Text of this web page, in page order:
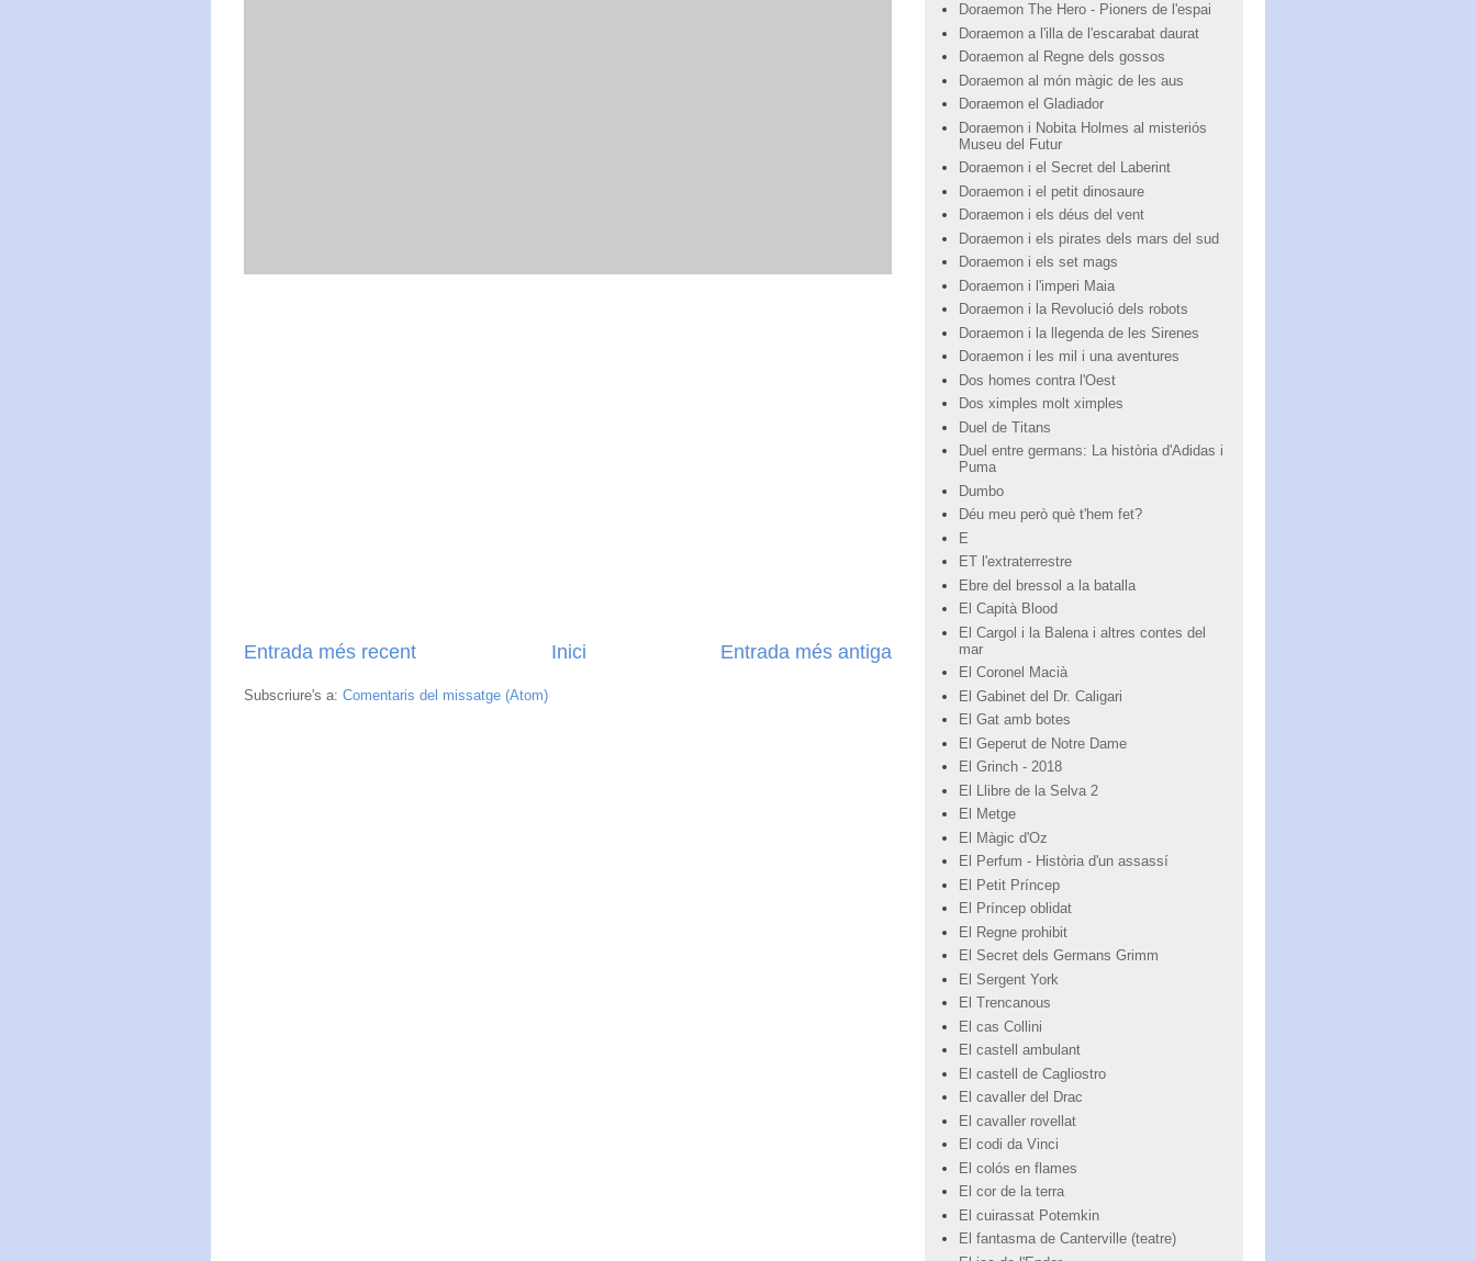
Entrada més recent Entrada més antiga
Inici
Subscriure's a: Comentaris del missatge (Atom)
Doraemon The Hero - Pioners de l'espai
Doraemon a l'illa de l'escarabat daurat
Doraemon al Regne dels gossos
Doraemon al món màgic de les aus
Doraemon el Gladiador
Doraemon i Nobita Holmes al misteriós
Museu del Futur
Doraemon i el Secret del Laberint
Doraemon i el petit dinosaure
Doraemon i els déus del vent
Doraemon i els pirates dels mars del sud
Doraemon i els set mags
Doraemon i l'imperi Maia
Doraemon i la Revolució dels robots
Doraemon i la llegenda de les Sirenes
Doraemon i les mil i una aventures
Dos homes contra l'Oest
Dos ximples molt ximples
Duel de Titans
Duel entre germans: La història d'Adidas i
Puma
Dumbo
Déu meu però què t'hem fet?
E
ET l'extraterrestre
Ebre del bressol a la batalla
El Capità Blood
El Cargol i la Balena i altres contes del
mar
El Coronel Macià
El Gabinet del Dr. Caligari
El Gat amb botes
El Geperut de Notre Dame
El Grinch - 2018
El Llibre de la Selva 2
El Metge
El Màgic d'Oz
El Perfum - Història d'un assassí
El Petit Príncep
El Príncep oblidat
El Regne prohibit
El Secret dels Germans Grimm
El Sergent York
El Trencanous
El cas Collini
El castell ambulant
El castell de Cagliostro
El cavaller del Drac
El cavaller rovellat
El codi da Vinci
El colós en flames
El cor de la terra
El cuirassat Potemkin
El fantasma de Canterville (teatre)